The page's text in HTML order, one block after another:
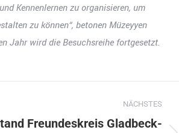
Kennenlernen zu organisieren, um
zu können“, betonen Müzeyyen
Jahr wird die Besuchsreihe fortgesetzt.
NÄCHSTES
Freundeskreis Gladbeck-